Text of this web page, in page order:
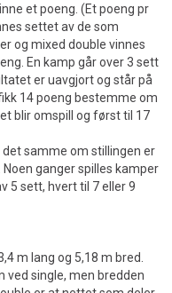
et poeng. (Et poeng pr
settet av de som
og mixed double vinnes
En kamp går over 3 sett
er uavgjort og står på
14 poeng bestemme om
blir omspill og først til 17
det samme om stillingen er
ganger spilles kamper
5 sett, hvert til 7 eller 9
m lang og 5,18 m bred.
ved single, men bredden